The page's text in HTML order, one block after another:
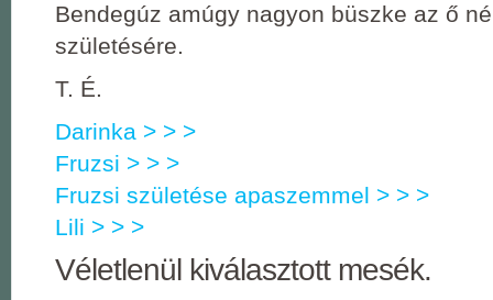
Bendegúz amúgy nagyon büszke az ő
születésére.
T. É.
Darinka > > >
Fruzsi > > >
Fruzsi születése apaszemmel > > >
Lili > > >
Véletlenül kiválasztott mesék.